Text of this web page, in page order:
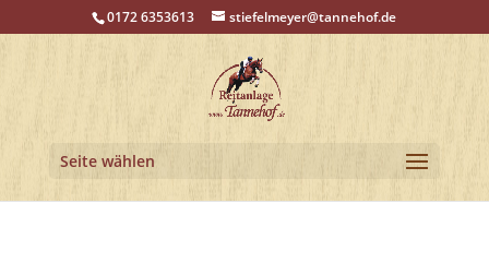
0172 6353613 stiefelmeyer@tannehof.de
Seite wählen